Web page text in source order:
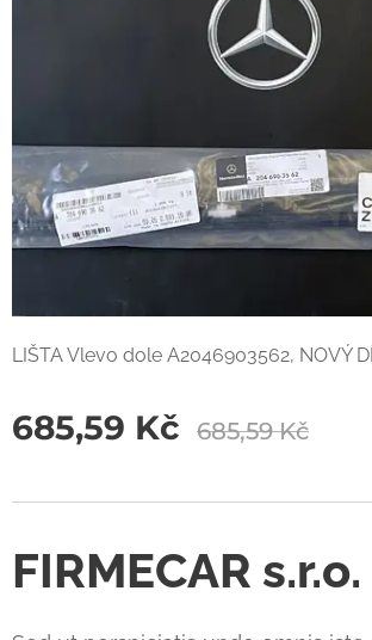
LIŠTA Vlevo dole A2046903562, NOVÝ
685,59 Kč 685,59Kč
FIRMECAR s.r.o.